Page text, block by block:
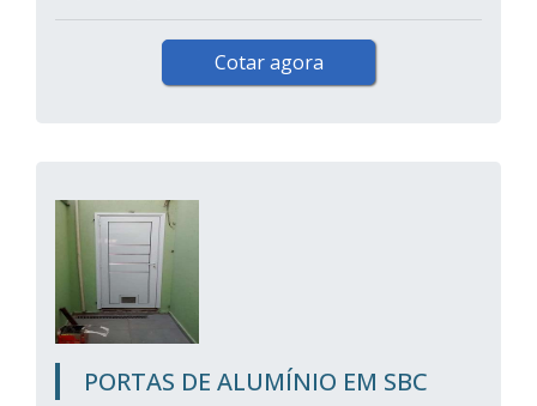
Cotar agora
PORTAS DE ALUMÍNIO EM SBC